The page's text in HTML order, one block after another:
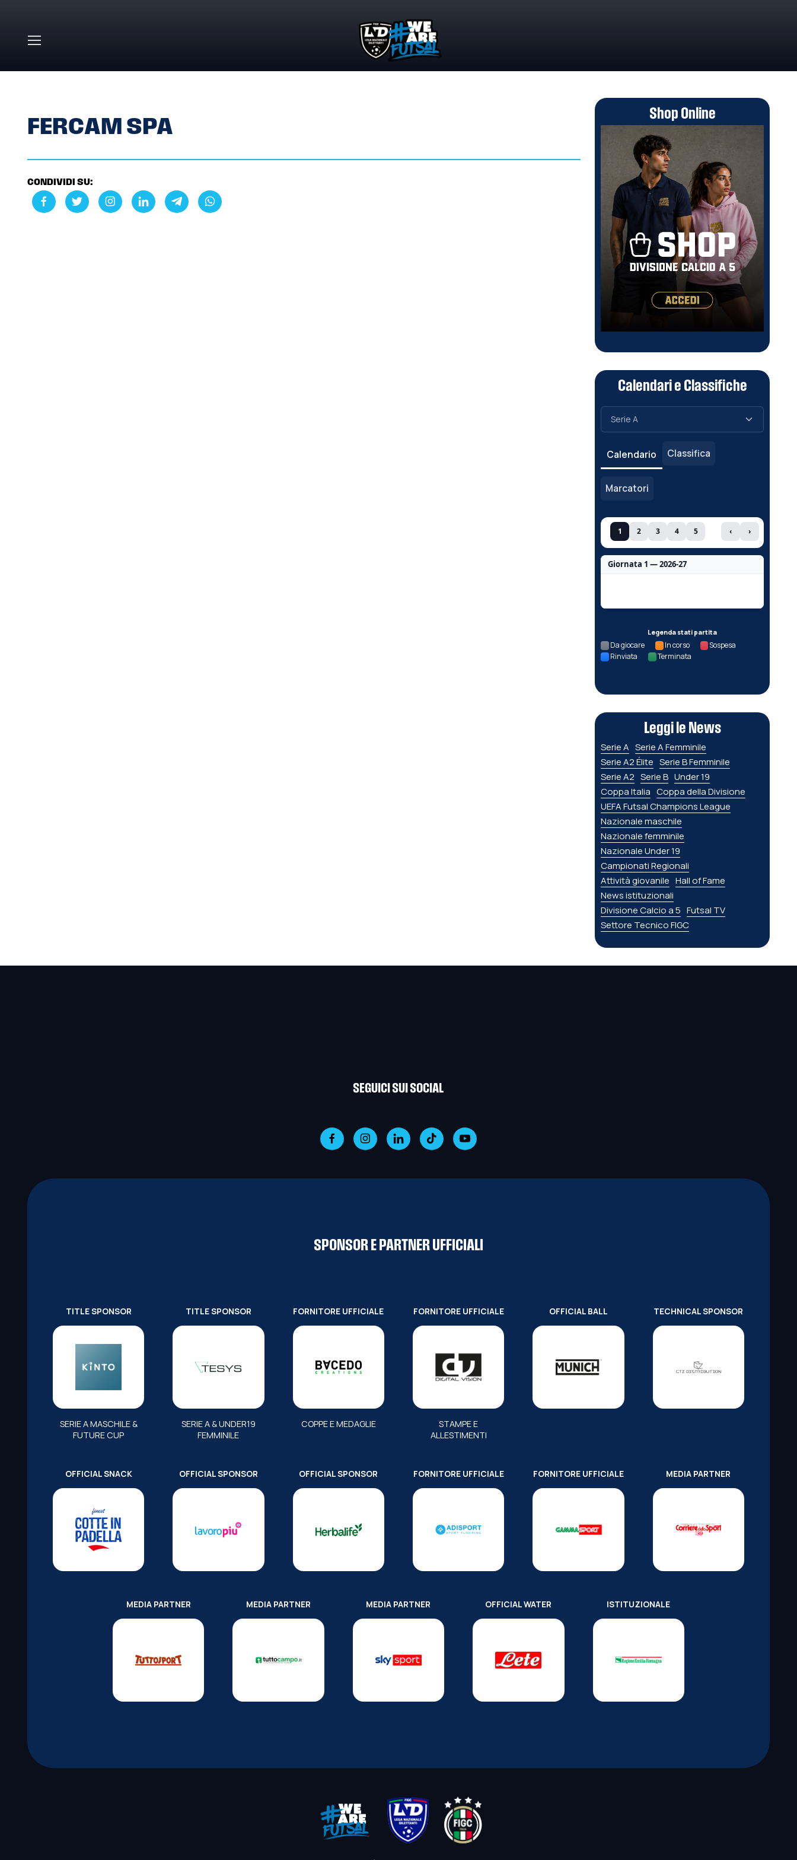
FERCAM SPA
CONDIVIDI SU:
Shop Online
Calendari e Classifiche
Calendario Classifica
Marcatori
1 2 3 4 5 ‹ ›
Giornata 1 — 2026-27
Legenda stati partita
Da giocare In corso
Sospesa
Rinviata
Terminata
Leggi le News
Serie A Serie A Femminile
Serie A2 Élite Serie B Femminile
Serie A2 Serie B Under 19
Coppa Italia Coppa della Divisione
UEFA Futsal Champions League
Nazionale maschile
Nazionale femminile
Nazionale Under 19
Campionati Regionali
Attività giovanile Hall of Fame
News istituzionali
Divisione Calcio a 5 Futsal TV
Settore Tecnico FIGC
SEGUICI SUI SOCIAL
SPONSOR E PARTNER UFFICIALI
TITLE SPONSOR
SERIE A MASCHILE &
FUTURE CUP
TITLE SPONSOR
SERIE A & UNDER19
FEMMINILE
FORNITORE UFFICIALE
COPPE E MEDAGLIE
FORNITORE UFFICIALE
STAMPE E
ALLESTIMENTI
OFFICIAL BALL TECHNICAL SPONSOR
OFFICIAL SNACK OFFICIAL SPONSOR OFFICIAL SPONSOR FORNITORE UFFICIALE FORNITORE UFFICIALE MEDIA PARTNER
MEDIA PARTNER MEDIA PARTNER MEDIA PARTNER OFFICIAL WATER ISTITUZIONALE